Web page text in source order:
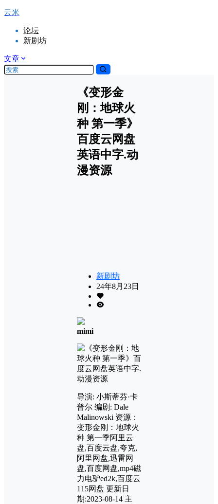
云米
论坛
新剧坊
文章
《变形金
刚：地球火
种 第一季》
百度云网盘
英语中字.动
漫资源
新剧坊
24年8月23日
mimi
导演: 小斯蒂芬·卡
普尔 编剧: Dale
Malinowski 资源：
变形金刚：地球火
种 第一季阿里云
盘,百度云盘,夸克,
阿里网盘,迅雷网
盘,百度网盘,mp4磁
力电驴ed2k,百度云
115网盘 更新日
期:2023-08-14 主